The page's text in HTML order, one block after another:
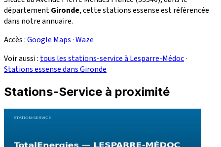
départementGironde, cette stations essense est référencée
dans notre annuaire.
Accès :Google Maps·Waze
Voir aussi : tous les stations-service à Lesparre-Médoc·
Stations essense dans Gironde
Stations-Service à proximité